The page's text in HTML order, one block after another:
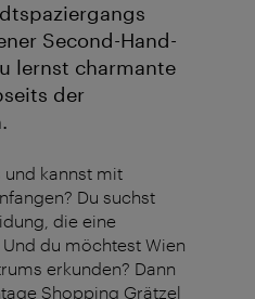
Second-Hand-
lernst charmante
der
und kannst mit
Du suchst
die eine
du möchtest Wien
erkunden? Dann
Shopping Grätzel